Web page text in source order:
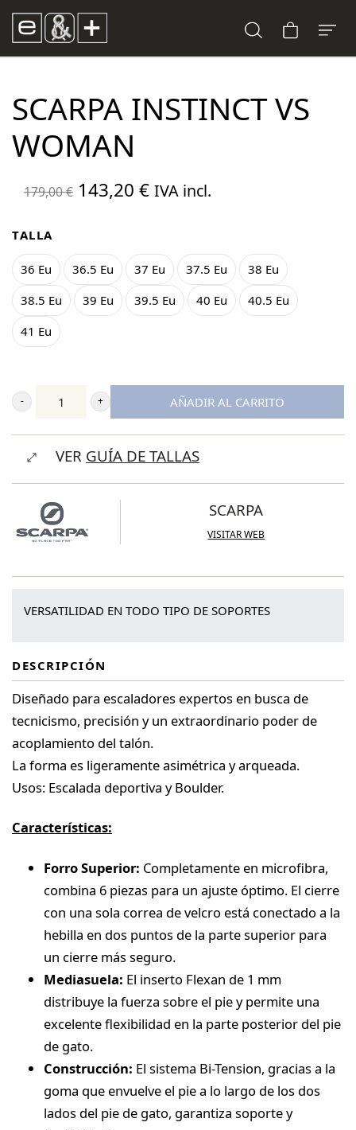
SCARPA INSTINCT VS
WOMAN
179,00€ El
era:
179,00 €.
143,20 €El
es:
143,20 €.
IVA incl.
TALLA
36 Eu 36.5 Eu 37 Eu 37.5 Eu
38 Eu
38.5 Eu
39 Eu 39.5 Eu 40 Eu
40.5 Eu
41 Eu
Scarpa
Instinct
cantidad
AÑADIR AL CARRITO
VER GUÍA DE TALLAS
SCARPA
VISITAR WEB
VERSATILIDAD EN TODO TIPO DE SOPORTES
DESCRIPCIÓN
Diseñado para escaladores expertos en busca de
tecnicismo, precisión y un extraordinario poder de
acoplamiento del talón.
La forma es ligeramente asimétrica y arqueada.
Usos: Escalada deportiva y Boulder.
Características:
Forro Superior: Completamente en microfibra,
combina 6 piezas para un ajuste óptimo. El cierre
con una sola correa de velcro está conectado a la
hebilla en dos puntos de la parte superior para
un cierre más seguro.
Mediasuela: El inserto Flexan de 1 mm
distribuye la fuerza sobre el pie y permite una
excelente flexibilidad en la parte posterior del pie
de gato.
Construcción: El sistema Bi-Tension, gracias a la
goma que envuelve el pie a lo largo de los dos
lados del pie de gato, garantiza soporte y